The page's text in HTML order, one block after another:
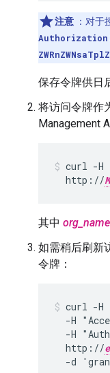
注意 ：对于
Authorization
保存令牌供日
将访问令牌作
Management
curl -H
  http://
其中 org_name
如需稍后刷新
令牌：
curl -H
-H
-H
  http://
-d